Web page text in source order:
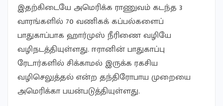
இதற்கிடையே அமெரிக்க ராணுவம் கடந்த 3
வாரங்களில் 70 வணிகக் கப்பல்களைப்
பாதுகாப்பாக ஹார்முஸ் நீரிணை வழியே
வழிநடத்தியுள்ளது. ஈரானின் பாதுகாப்பு
ரேடார்களில் சிக்காமல் இருக்க ரகசிய
வழிசெலுத்தல் என்ற தந்திரோபாய முறையை
அமெரிக்கா பயன்படுத்தியுள்ளது.